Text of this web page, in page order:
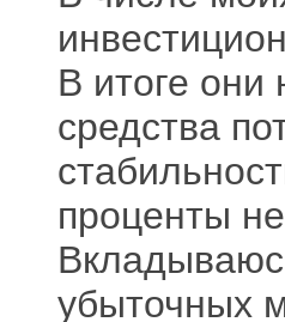
В итоге они
средства
проценты
убыточных